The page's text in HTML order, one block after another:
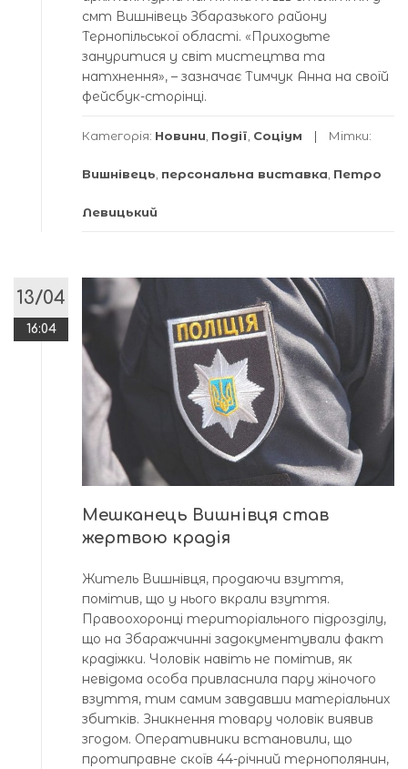
смт Вишнівець Збаразького району
Тернопільської області. «Приходьте
зануритися у світ мистецтва та
натхнення», – зазначає Тимчук Анна на своїй
фейсбук-сторінці.
Категорія: Новини Події Соціум Мітки:
Вишнівець персональна виставка Петро
Левицький
13/04
16:04
Мешканець Вишнівця став
жертвою крадія
Житель Вишнівця, продаючи взуття,
помітив, що у нього вкрали взуття.
Правоохоронці територіального підрозділу,
що на Збаражчинні задокументували факт
крадіжки. Чоловік навіть не помітив, як
невідома особа привласнила пару жіночого
взуття, тим самим завдавши матеріальних
збитків. Зникнення товару чоловік виявив
згодом. Оперативники встановили, що
протиправне скоїв 44-річний тернополянин,